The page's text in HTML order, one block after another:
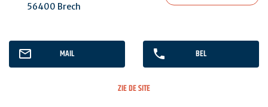
56400 Brech
MAIL BEL
ZIE DE SITE